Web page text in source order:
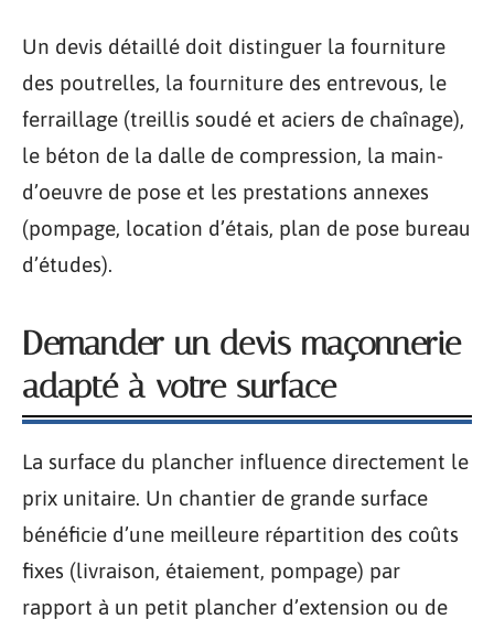
Un devis détaillé doit distinguer la fourniture
des poutrelles, la fourniture des entrevous, le
ferraillage (treillis soudé et aciers de chaînage),
le béton de la dalle de compression, la main-
d’oeuvre de pose et les prestations annexes
(pompage, location d’étais, plan de pose bureau
d’études).
Demander un devis maçonnerie
adapté à votre surface
La surface du plancher influence directement le
prix unitaire. Un chantier de grande surface
bénéficie d’une meilleure répartition des coûts
fixes (livraison, étaiement, pompage) par
rapport à un petit plancher d’extension ou de